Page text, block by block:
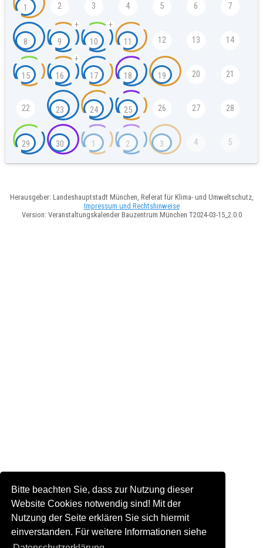
Bitte beachten Sie, dass zur Nutzung dieser
Website Cookies notwendig sind! Mit der
Nutzung der Seite erklären Sie sich hiermit
einverstanden. Für weitere Informationen siehe
1 2 3 4 5 6 7
8 9
+
10
+
11 12 13 14
15 16
+
17 18 19 20 21
22 23 24 25 26 27 28
29 30 1 2 3 4 5
Herausgeber: Landeshauptstadt München, Referat für Klima- und Umweltschutz,
Impressum und Rechtshinweise
Version: Veranstaltungskalender Bauzentrum München T2024-03-15_2.0.0